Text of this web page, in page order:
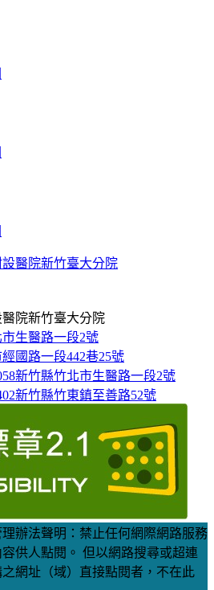
院新竹臺大分院
生醫路一段2號
國路一段442巷25號
新竹縣竹北市生醫路一段2號
新竹縣竹東鎮至善路52號
辦法聲明：禁止任何網際網路服務
供人點閱。 但以網路搜尋或超連
網址（域）直接點閱者，不在此